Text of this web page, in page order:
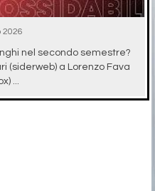
2026
nel secondo semestre?
(siderweb) a Lorenzo Fava
...